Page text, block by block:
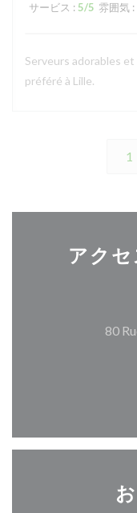
サービス : 5/5 雰囲気 :
Serveurs adorables
préféré à Lille.
1
アク
80